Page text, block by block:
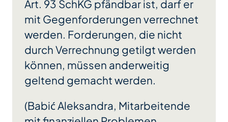
Art. 93 SchKG pfändbar ist, darf er
mit Gegenforderungen verrechnet
werden. Forderungen, die nicht
durch Verrechnung getilgt werden
können, müssen anderweitig
geltend gemacht werden.
(Babić Aleksandra, Mitarbeitende